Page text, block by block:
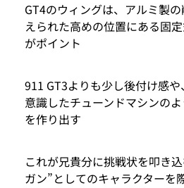
GT4のウィングは、アルミ製
えられた高めの位置にある固
がポイント
911 GT3よりも少し後付け感
意識したチューンドマシンの
を作り出す
これが兄貴分に挑戦状を叩き
ガン”としてのキャラクターを